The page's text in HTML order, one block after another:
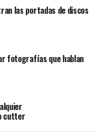
las portadas de discos
fotografías que hablan
cutter